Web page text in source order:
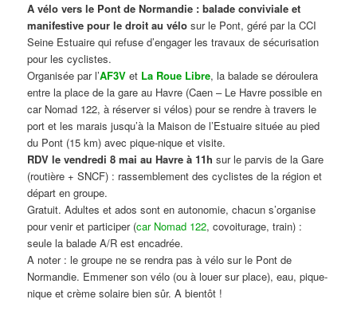
A vélo vers le Pont de Normandie : balade conviviale et
manifestive pour le droit au vélo sur le Pont, géré par la CCI
Seine Estuaire qui refuse d’engager les travaux de sécurisation
pour les cyclistes.
Organisée par l’AF3V et La Roue Libre, la balade se déroulera
entre la place de la gare au Havre (Caen – Le Havre possible en
car Nomad 122, à réserver si vélos) pour se rendre à travers le
port et les marais jusqu’à la Maison de l’Estuaire située au pied
du Pont (15 km) avec pique-nique et visite.
RDV le vendredi 8 mai au Havre à 11h sur le parvis de la Gare
(routière + SNCF) : rassemblement des cyclistes de la région et
départ en groupe.
Gratuit. Adultes et ados sont en autonomie, chacun s’organise
pour venir et participer (car Nomad 122, covoiturage, train) :
seule la balade A/R est encadrée.
A noter : le groupe ne se rendra pas à vélo sur le Pont de
Normandie. Emmener son vélo (ou à louer sur place), eau, pique-
nique et crème solaire bien sûr. A bientôt !